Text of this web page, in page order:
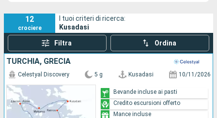
Porto di Magnesia e la Biblioteca di Celsio, prima di
raggiungere il Grande Anfiteatro dove San Paolo fu
arrestato prima di essere espulso dalla città.
Partite per una crociera da Kusadasi ? Ecco le informazioni
pratiche per il porto.
12
crociere
I tuoi criteri di ricerca:
Kusadasi
Filtra Ordina
TURCHIA, GRECIA
Celestyal Discovery 5 g Kusadasi 10/11/2026
Bevande incluse ai pasti
Credito escursioni offerto
Mance incluse